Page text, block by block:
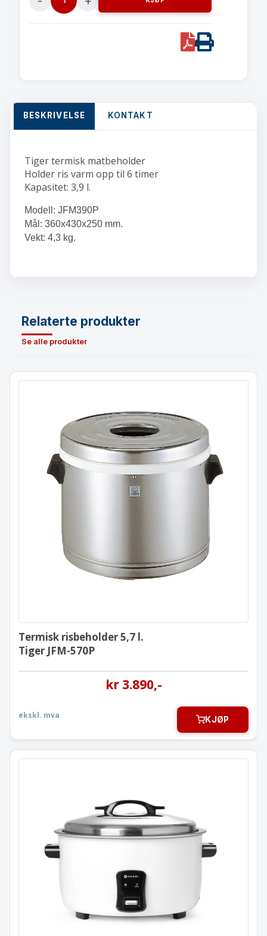
Termisk
PDFPrint
BESKRIVELSE KONTAKT
Tiger termisk matbeholder
Holder ris varm opp til 6 timer
Kapasitet: 3,9 l.
Modell: JFM390P
Mål: 360x430x250 mm.
Vekt: 4,3 kg.
Relaterte produkter
Se alle produkter
Termisk risbeholder 5,7 l.
Termisk risbeholder 5,7 l.
Tiger JFM-570P
kr3.890,-
ekskl. mva KJØP
Riskoker
9 l. bolle / 4,2 l. ris
240441